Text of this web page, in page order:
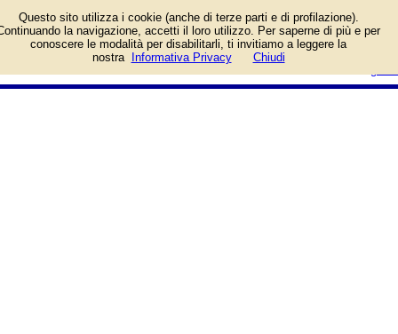
di telefono di Deugro (Italia) Srl a
Segrate (Milano), Via Cassanese.
Categoria Trasporti e Traslochi.
Questo sito utilizza i cookie (anche di terze parti e di profilazione).
la navigazione, accetti il loro utilizzo. Per saperne di più e per
conoscere le modalità per disabilitarli, ti invitiamo a leggere la
nostra
Informativa Privacy Chiudi